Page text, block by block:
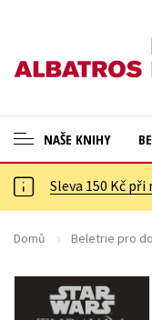
NAŠE KNIHY
ANGLICKÉ KNIHY -
VÝPRODEJ -70 %
ASTERIX S DÁRKEM
Sleva 150 Kč při
Domů Beletrie pro